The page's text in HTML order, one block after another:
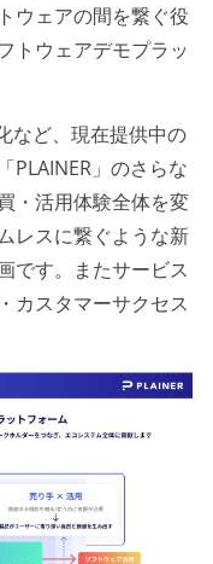
ウェアの間を繋ぐ役
トウェアデモプラッ
など、現在提供中の
PLAINER」のさらな
・活用体験全体を変
レスに繋ぐような新
です。またサービス
カスタマーサクセス